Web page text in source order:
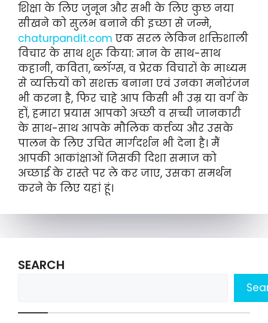
शिक्षा के लिए जुनून और सभी के लिए कुछ नया
सीखने को सुलभ बनाने की इच्छा से जन्मे,
chaturpandit.com एक सरल लेकिन शक्तिशाली
विचार के साथ शुरू किया: ज्ञान के साथ-साथ
कहानी, कविता, ब्लॉग्स, व प्रेरक विचारों के माध्यम
से व्यक्तियों को सशक्त बनाना एवं उनका मनोरंजन
भी करना है, फिर चाहे आप किसी भी उम्र या वर्ग के
हों, हमारा प्रयास आपको अच्छी व सच्ची जानकारी
के साथ-साथ आपके मौलिक कर्त्तव्य और उसके
पालन के लिए उचित मार्गदर्शन भी देना है। मैं
आपकी आकांक्षाओं जिसकी दिशा समाज को
अच्छाई के रास्ते पर ले कर जाए, उसका समर्थन
करने के लिए यहां हूं।
SEARCH